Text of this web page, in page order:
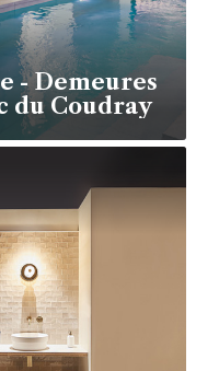
- Demeures
du Coudray